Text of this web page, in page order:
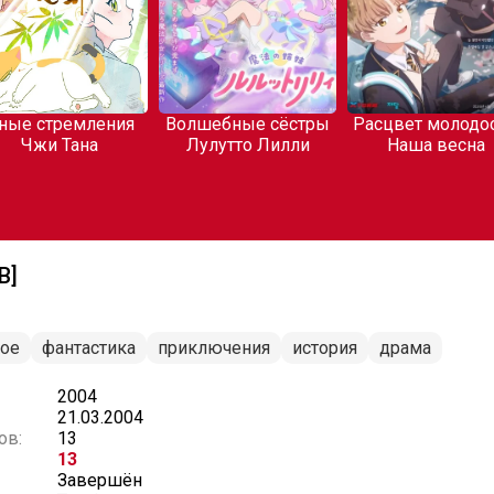
стремления
Чжи Тана
Волшебные сёстры
Лулутто Лилли
Расцвет
Наша весна
фантастика приключения история драма
2004
21.03.2004
13
13
Завершён